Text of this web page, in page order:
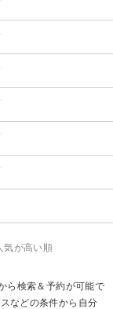
気が高い順
ら検索＆予約が可能で
などの条件から自分